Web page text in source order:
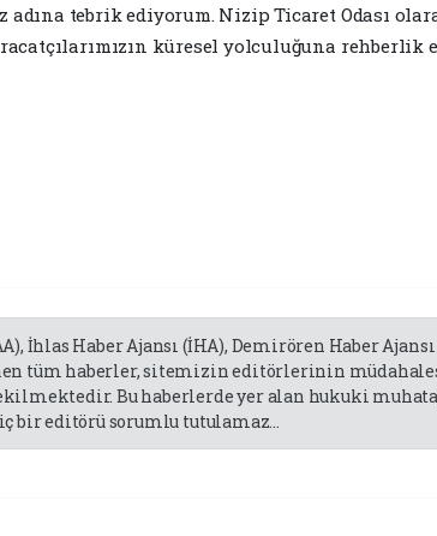
adına tebrik ediyorum. Nizip Ticaret Odası
küresel yolculuğuna rehberlik
İhlas Haber Ajansı (İHA), Demirören Haber
tüm haberler, sitemizin editörlerinin
Bu haberlerde yer alan hukuki
bir editörü sorumlu tutulamaz...